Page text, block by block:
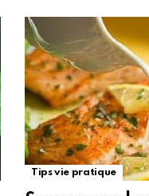
Tips vie pratique